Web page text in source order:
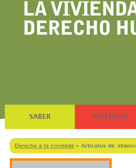
SABER NOTICIAS
Derecho a la vivienda > Artículos de: